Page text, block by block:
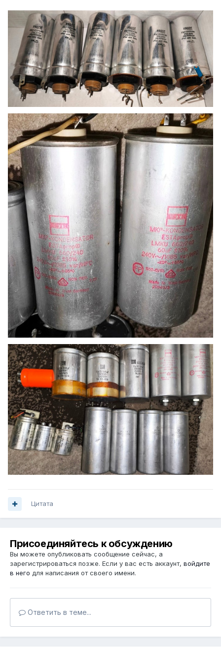
Цитата
Присоединяйтесь к обсуждению
Вы можете опубликовать сообщение сейчас, а
зарегистрироваться позже. Если у вас есть аккаунт, войдите
в него для написания от своего имени.
Ответить в теме...